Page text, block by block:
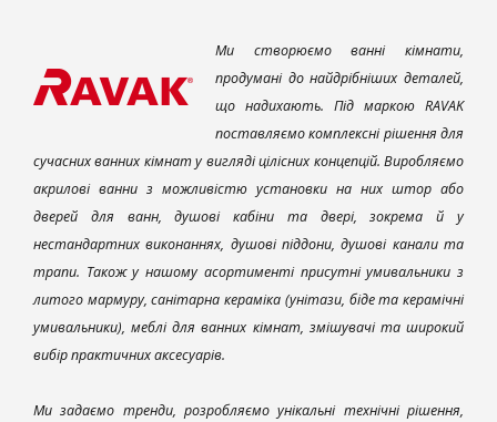
Ми створюємо ванні кімнати,
продумані до найдрібніших деталей,
що надихають. Під маркою RAVAK
поставляємо комплексні рішення для
сучасних ванних кімнат у вигляді цілісних концепцій. Виробляємо
акрилові ванни з можливістю установки на них штор або
дверей для ванн, душові кабіни та двері, зокрема й у
нестандартних виконаннях, душові піддони, душові канали та
трапи. Також у нашому асортименті присутні умивальники з
литого мармуру, санітарна кераміка (унітази, біде та керамічні
умивальники), меблі для ванних кімнат, змішувачі та широкий
вибір практичних аксесуарів.
Ми задаємо тренди, розробляємо унікальні технічні рішення,